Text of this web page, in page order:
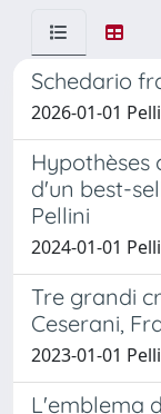
Schedario
2026-01-01
Hypothèses
d'un best-
Pellini
2024-01-01
Tre grandi
Ceserani,
2023-01-01
L'emblema